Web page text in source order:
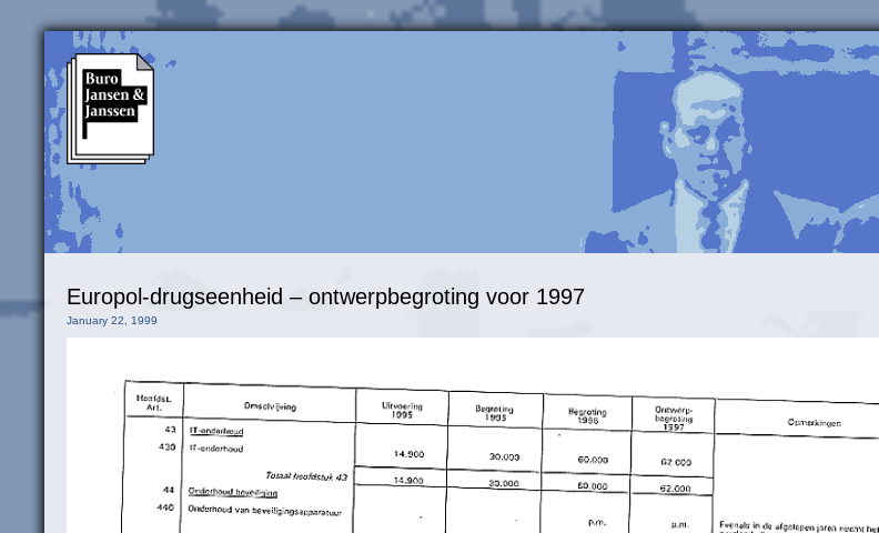
Europol-drugseenheid – ontwerpbegroting voor 1997
January 22, 1999